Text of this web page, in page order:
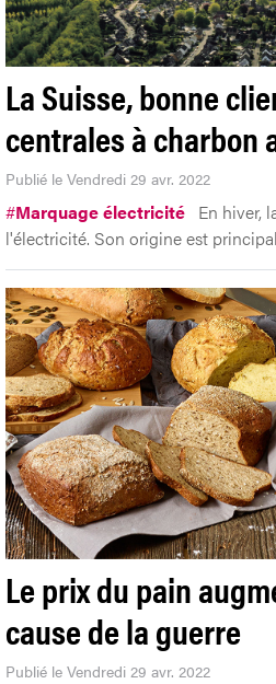
La Suisse, bonne
centrales à charbon
Publié le Vendredi 29 avr. 2022
#Marquage électricité En hiver,
l'électricité. Son origine est
Le prix du pain
cause de la guerre
Publié le Vendredi 29 avr. 2022